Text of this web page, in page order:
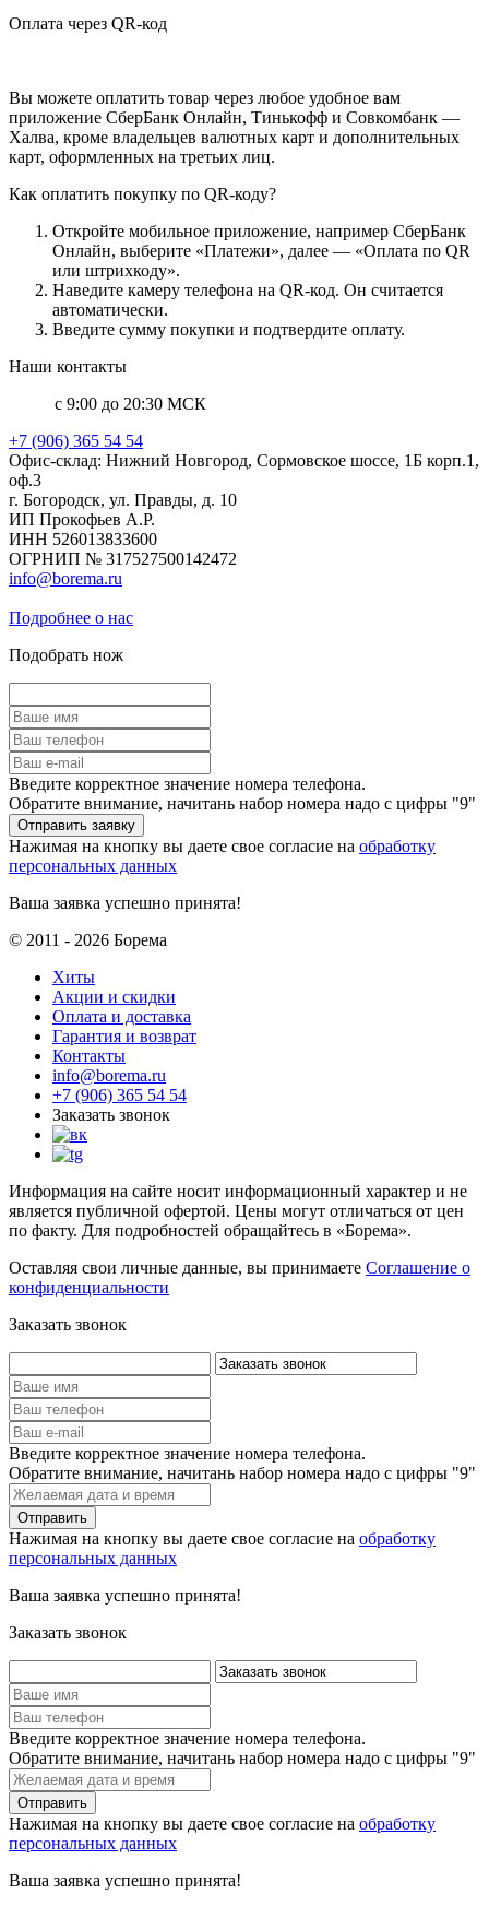
Оплата через QR-код
Вы можете оплатить товар через любое удобное вам
приложение СберБанк Онлайн, Тинькофф и Совкомбанк —
Халва, кроме владельцев валютных карт и дополнительных
карт, оформленных на третьих лиц.
Как оплатить покупку по QR-коду?
Откройте мобильное приложение, например СберБанк
Онлайн, выберите «Платежи», далее — «Оплата по QR
или штрихкоду».
Наведите камеру телефона на QR-код. Он считается
автоматически.
Введите сумму покупки и подтвердите оплату.
Наши контакты
с 9:00 до 20:30 МСК
+7 (906) 365 54 54
Офис-склад: Нижний Новгород, Сормовское шоссе, 1Б корп.1,
оф.3
г. Богородск, ул. Правды, д. 10
ИП Прокофьев А.Р.
ИНН 526013833600
ОГРНИП № 317527500142472
info@borema.ru
Подробнее о нас
Подобрать нож
Введите корректное значение номера телефона.
Обратите внимание, начитань набор номера надо с цифры "9"
Нажимая на кнопку вы даете свое согласие на обработку
персональных данных
Ваша заявка успешно принята!
© 2011 - 2026 Борема
Хиты
Акции и скидки
Оплата и доставка
Гарантия и возврат
Контакты
info@borema.ru
+7 (906) 365 54 54
Заказать звонок
Информация на сайте носит информационный характер и не
является публичной офертой. Цены могут отличаться от цен
по факту. Для подробностей обращайтесь в «Борема».
Оставляя свои личные данные, вы принимаете Соглашение о
конфиденциальности
Заказать звонок
Введите корректное значение номера телефона.
Обратите внимание, начитань набор номера надо с цифры "9"
Нажимая на кнопку вы даете свое согласие на обработку
персональных данных
Ваша заявка успешно принята!
Заказать звонок
Введите корректное значение номера телефона.
Обратите внимание, начитань набор номера надо с цифры "9"
Нажимая на кнопку вы даете свое согласие на обработку
персональных данных
Ваша заявка успешно принята!